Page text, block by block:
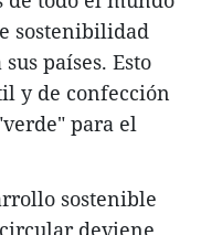
sostenibilidad
países. Esto
y de confección
para el
sostenible